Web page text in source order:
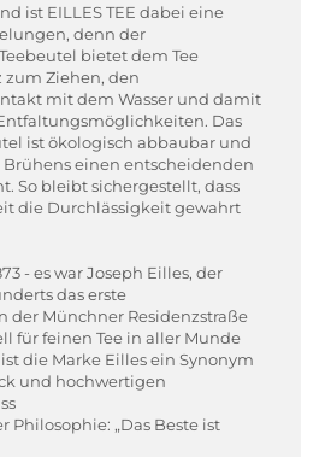
ist EILLES TEE dabei eine
denn der
bietet dem Tee
zum Ziehen, den
mit dem Wasser und damit
Das
ist ökologisch abbaubar und
einen entscheidenden
So bleibt sichergestellt, dass
die Durchlässigkeit gewahrt
- es war Joseph Eilles, der
das erste
der Münchner Residenzstraße
für feinen Tee in aller Munde
die Marke Eilles ein Synonym
und hochwertigen
Philosophie: „Das Beste ist